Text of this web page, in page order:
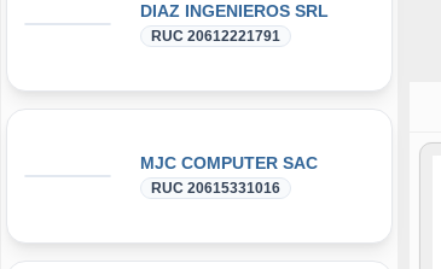
DIAZ INGENIEROS SRL
RUC 20612221791
MJC COMPUTER SAC
RUC 20615331016